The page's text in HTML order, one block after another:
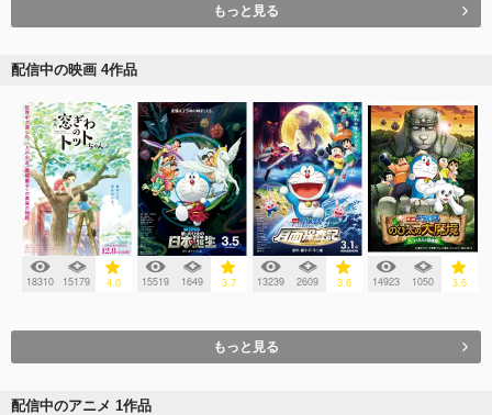
もっと見る
配信中の映画 4作品
18310 15179 4.0 15519 1649 3.7 13239 2609 3.6 14923 1050 3.5
もっと見る
配信中のアニメ 1作品